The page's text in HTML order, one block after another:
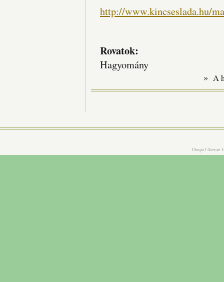
http://www.kincseslada.hu/
Rovatok:
Hagyomány
» A
Drupal theme